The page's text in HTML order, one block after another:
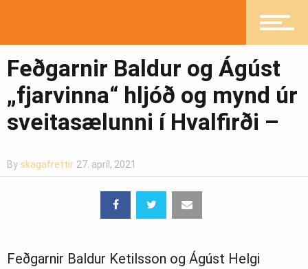
Mannlíf
Heilsueflandi samfélag
Feðgarnir Baldur og Ágúst
„fjarvinna“ hljóð og mynd úr
sveitasælunni í Hvalfirði –
By skagafrettir 27. apríl, 2021
Feðgarnir Baldur Ketilsson og Ágúst Helgi